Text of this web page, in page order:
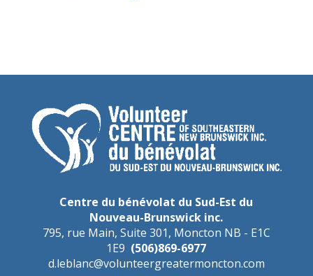
Centre du bénévolat du Sud-Est du
Nouveau-Brunswick inc.
795, rue Main, Suite 301, Moncton NB - E1C
1E9 (506)869-6977
d.leblanc@volunteergreatermoncton.com